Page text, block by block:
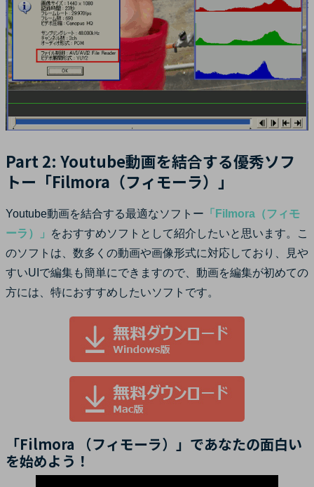
Part 2: Youtube動画を結合する優秀ソフ
トー「Filmora（フィモーラ）」
Youtube動画を結合する最適なソフトー 「Filmora（フィモ
ーラ）」
をおすすめソフトとして紹介したいと思います。こ
のソフトは、数多くの動画や画像形式に対応しており、見や
すいUIで編集も簡単にできますので、動画を編集が初めての
方には、特におすすめしたいソフトです。
「Filmora （フィモーラ）」であなたの面白い
を始めよう！